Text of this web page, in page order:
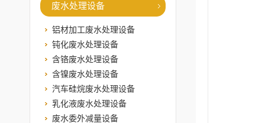
废水处理设备
铝材加工废水处理设备
钝化废水处理设备
含铬废水处理设备
含镍废水处理设备
汽车硅烷废水处理设备
乳化液废水处理设备
废水委外减量设备